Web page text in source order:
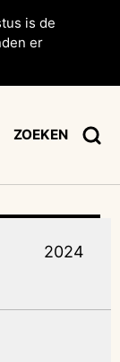
is de
er
ZOEKEN
2024